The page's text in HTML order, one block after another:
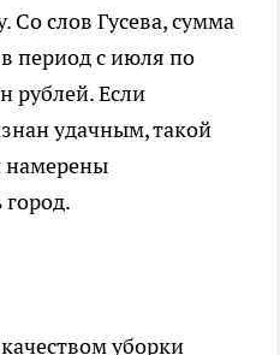
Со слов Гусева, сумма
период с июля по
рублей. Если
удачным, такой
намерены
город.
уборки